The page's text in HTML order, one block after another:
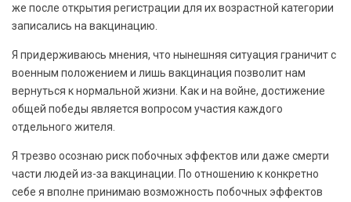
же после открытия регистрации для их возрастной категории
записались на вакцинацию.
Я придерживаюсь мнения, что нынешняя ситуация граничит с
военным положением и лишь вакцинация позволит нам
вернуться к нормальной жизни. Как и на войне, достижение
общей победы является вопросом участия каждого
отдельного жителя.
Я трезво осознаю риск побочных эффектов или даже смерти
части людей из-за вакцинации. По отношению к конкретно
себе я вполне принимаю возможность побочных эффектов